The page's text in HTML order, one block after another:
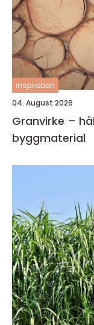
inspiration
04. August 2026
Granvirke –
byggmaterial